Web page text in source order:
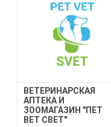
ВЕТЕРИНАРСКАЯ
АПТЕКА И
ЗООМАГАЗИН "ПЕТ
ВЕТ СВЕТ"